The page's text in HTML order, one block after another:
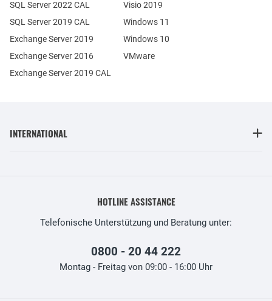
Exchange Server 2019
Exchange Server 2016
SQL Server 2022 CAL
SQL Server 2019 CAL
Exchange Server 2019 CAL
Visio 2019
Windows 11
Windows 10
VMware
INTERNATIONAL
HOTLINE ASSISTANCE
Telefonische Unterstützung und Beratung unter:
0800 - 20 44 222
Montag - Freitag von 09:00 - 16:00 Uhr